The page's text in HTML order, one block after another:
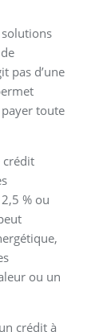
solutions
pas d’une
toute
crédit
% ou
ou un
crédit à